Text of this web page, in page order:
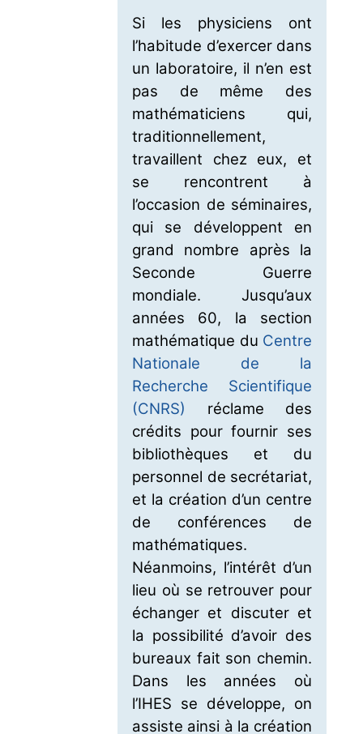
Si les physiciens ont
l’habitude d’exercer dans
un laboratoire, il n’en est
pas de même des
mathématiciens qui,
traditionnellement,
travaillent chez eux, et
se rencontrent à
l’occasion de séminaires,
qui se développent en
grand nombre après la
Seconde Guerre
mondiale. Jusqu’aux
années 60, la section
mathématique du Centre
Nationale de la
Recherche Scientifique
(CNRS)
réclame des
crédits pour fournir ses
bibliothèques et du
personnel de secrétariat,
et la création d’un centre
de conférences de
mathématiques.
Néanmoins, l’intérêt d’un
lieu où se retrouver pour
échanger et discuter et
la possibilité d’avoir des
bureaux fait son chemin.
Dans les années où
l’IHES se développe, on
assiste ainsi à la création